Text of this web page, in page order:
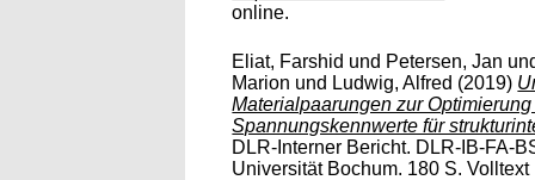
online.
Eliat, Farshid und Petersen, Jan
Marion und Ludwig, Alfred (2019)
Materialpaarungen zur
Spannungskennwerte für
DLR-Interner Bericht. DLR-IB-FA-
Universität Bochum. 180 S. Volltext